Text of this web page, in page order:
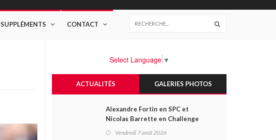
SUPPLÉMENTS CONTACT
Select Language ▼
ACTUALITÉS GALERIES PHOTOS
Alexandre Fortin en SPC et
Nicolas Barrette en Challenge
Canada héros des premières
Vendredi 7 août 2026